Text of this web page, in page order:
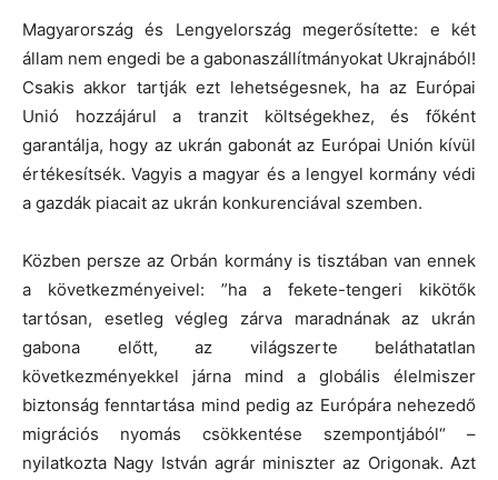
Magyarország és Lengyelország megerősítette: e két
állam nem engedi be a gabonaszállítmányokat Ukrajnából!
Csakis akkor tartják ezt lehetségesnek, ha az Európai
Unió hozzájárul a tranzit költségekhez, és főként
garantálja, hogy az ukrán gabonát az Európai Unión kívül
értékesítsék. Vagyis a magyar és a lengyel kormány védi
a gazdák piacait az ukrán konkurenciával szemben.
Közben persze az Orbán kormány is tisztában van ennek
a következményeivel: ”ha a fekete-tengeri kikötők
tartósan, esetleg végleg zárva maradnának az ukrán
gabona előtt, az világszerte beláthatatlan
következményekkel járna mind a globális élelmiszer
biztonság fenntartása mind pedig az Európára nehezedő
migrációs nyomás csökkentése szempontjából“ –
nyilatkozta Nagy István agrár miniszter az Origonak. Azt